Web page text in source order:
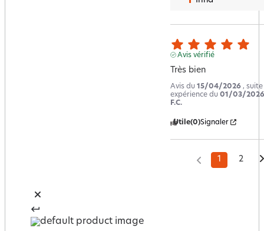
Avis vérifié
Très bien
Avis du 15/04/2026 , suite
expérience du 01/03/2026
F.C.
Utile(0)Signaler
1 2